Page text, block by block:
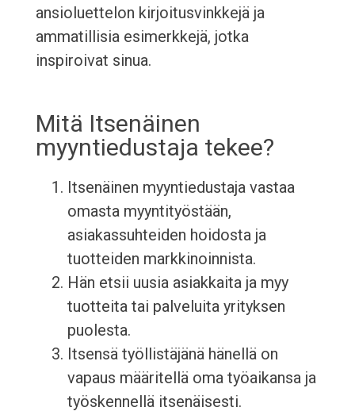
ansioluettelon kirjoitusvinkkejä ja
ammatillisia esimerkkejä, jotka
inspiroivat sinua.
Mitä Itsenäinen
myyntiedustaja tekee?
Itsenäinen myyntiedustaja vastaa
omasta myyntityöstään,
asiakassuhteiden hoidosta ja
tuotteiden markkinoinnista.
Hän etsii uusia asiakkaita ja myy
tuotteita tai palveluita yrityksen
puolesta.
Itsensä työllistäjänä hänellä on
vapaus määritellä oma työaikansa ja
työskennellä itsenäisesti.